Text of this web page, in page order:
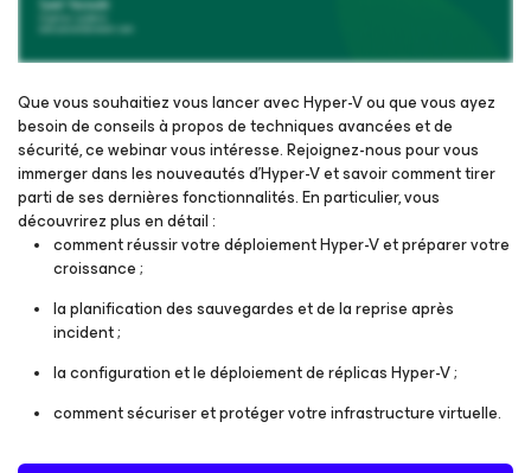
Inscrivez-vous pour regarder le webinaire
Que vous souhaitiez vous lancer avec Hyper-V ou que vous ayez
besoin de conseils à propos de techniques avancées et de
sécurité, ce webinar vous intéresse. Rejoignez-nous pour vous
immerger dans les nouveautés d’Hyper-V et savoir comment tirer
parti de ses dernières fonctionnalités. En particulier, vous
découvrirez plus en détail :
comment réussir votre déploiement Hyper-V et préparer votre
croissance ;
la planification des sauvegardes et de la reprise après
incident ;
la configuration et le déploiement de réplicas Hyper-V ;
comment sécuriser et protéger votre infrastructure virtuelle.